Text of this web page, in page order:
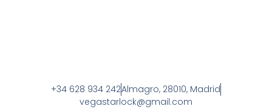
+34 628 934 242Almagro, 28010, Madrid
vegastarlock@gmail.com